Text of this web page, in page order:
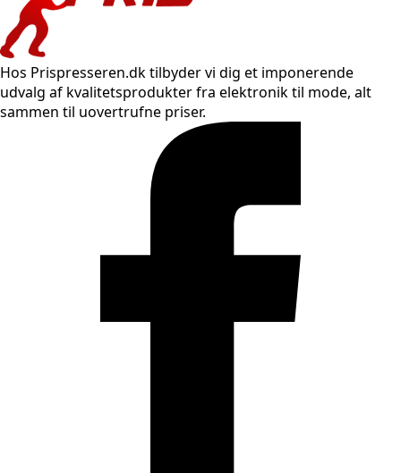
Hos Prispresseren.dk tilbyder vi dig et imponerende
udvalg af kvalitetsprodukter fra elektronik til mode, alt
sammen til uovertrufne priser.